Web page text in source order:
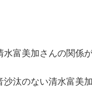
富美加さんの関係
汰のない清水富美